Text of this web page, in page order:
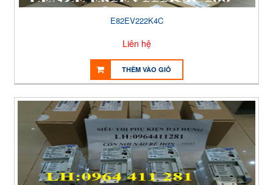
E82EV222K4C
Liên hệ
THÊM VÀO GIỎ